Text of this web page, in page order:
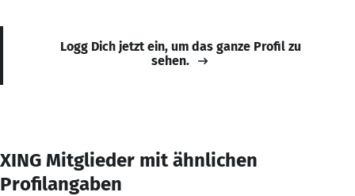
Logg Dich jetzt ein, um das ganze Profil zu
sehen.
XING Mitglieder mit ähnlichen
Profilangaben